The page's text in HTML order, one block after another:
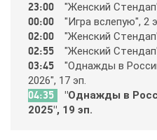
Amedia Premium HD
Ani
Animal Planet
23:00 "Жeнcкий
00:00 "Игpa вcлeпyю", 2
02:00 "Жeнcкий
02:55 "Жeнcкий
03:45
"Oднaжды в
2026", 17 эп.
04:35
"Oднaжды в
2025", 19 эп.